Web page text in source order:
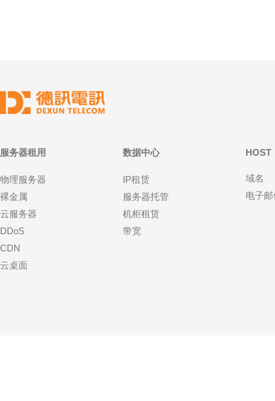
服务器租用
物理服务器
裸金属
云服务器
DDoS
CDN
云桌面
数据中心
IP租赁
服务器托管
机柜租赁
带宽
HOST
域名
电子